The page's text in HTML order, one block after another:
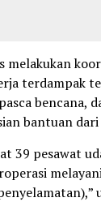
melakukan
terdampak
bencana,
bantuan dari
39 pesawat